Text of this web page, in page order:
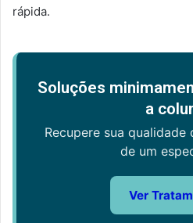
rápida.
Soluções
a
Recupere sua
de um
Ver